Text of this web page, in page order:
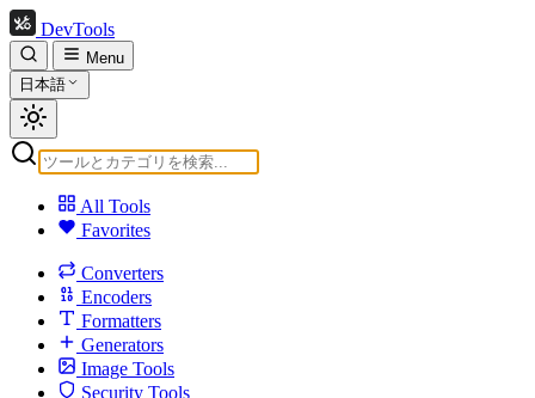
DevTools
Menu
日本語
All Tools
Favorites
Converters
Encoders
Formatters
Generators
Image Tools
Security Tools